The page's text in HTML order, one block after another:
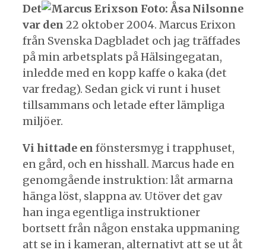
Det
var den 22 oktober 2004. Marcus Erixon
från Svenska Dagbladet och jag träffades
på min arbetsplats på Hälsingegatan,
inledde med en kopp kaffe o kaka (det
var fredag). Sedan gick vi runt i huset
tillsammans och letade efter lämpliga
miljöer.
Vi hittade en fönstersmyg i trapphuset,
en gård, och en hisshall. Marcus hade en
genomgående instruktion: låt armarna
hänga löst, slappna av. Utöver det gav
han inga egentliga instruktioner
bortsett från någon enstaka uppmaning
att se in i kameran, alternativt att se ut åt